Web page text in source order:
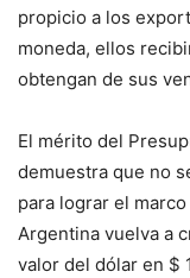
propicio a los
moneda, ellos
obtengan de sus
El mérito del
demuestra que no
para lograr el
Argentina vuelva a
valor del dólar en $